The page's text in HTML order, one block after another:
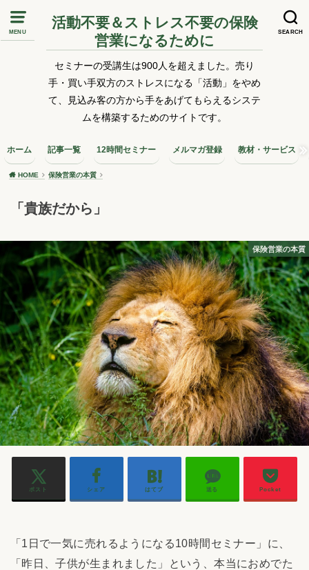
MENU SEARCH
活動不要＆ストレス不要の保険
営業になるために
セミナーの受講生は900人を超えました。売り
手・買い手双方のストレスになる「活動」をやめ
て、見込み客の方から手をあげてもらえるシステ
ムを構築するためのサイトです。
ホーム 記事一覧 12時間セミナー メルマガ登録 教材・サービス
HOME 保険営業の本質
「貴族だから」
保険営業の本質
ポスト シェア はてブ 送る Pocket
「1日で一気に売れるようになる10時間セミナー」に、
「昨日、子供が生まれました」という、本当におめでた